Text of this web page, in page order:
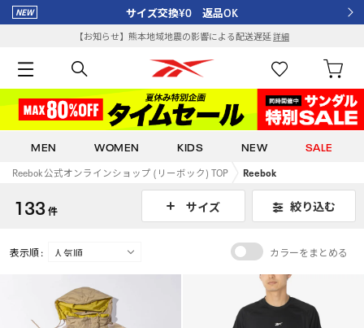
サイズ交換¥0 返品OK
【お知らせ】熊本地域地震の影響による配送遅延詳細
MEN WOMEN KIDS NEW SALE
Reebok 公式オンラインショップ (リーボック) TOP Reebok
133件 サイズ 絞り込む
表示順 : カラーをまとめる